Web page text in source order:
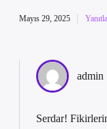
Mayıs 29, 2025 Yanıtla
admin
Serdar!